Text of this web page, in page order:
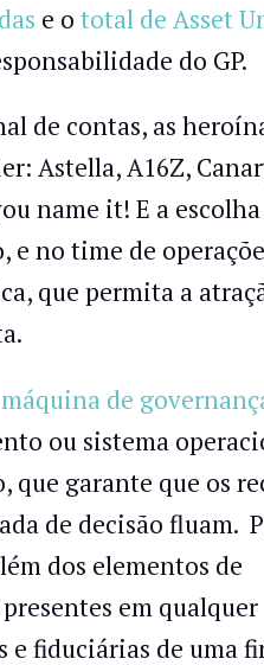
e o total de Asset
do GP.
de contas, as
Astella, A16Z,
name it! E a
no time de
que permita a
máquina de
ou sistema
garante que os
de decisão fluam.
dos elementos de
em qualquer
e fiduciárias de uma